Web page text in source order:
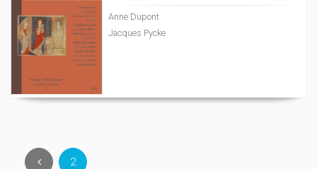
Anne Dupont
Jacques Pycke
2